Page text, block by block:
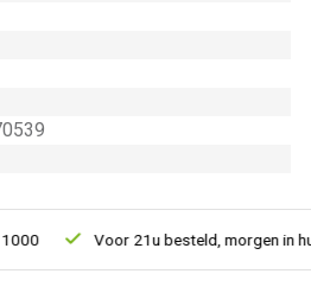
Voor 21u besteld, morgen in huis*